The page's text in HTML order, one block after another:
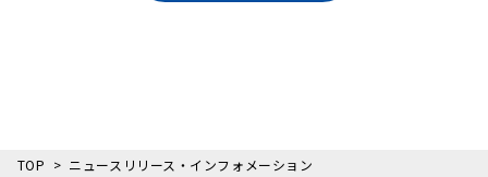
TOP ニュースリリース・インフォメーション